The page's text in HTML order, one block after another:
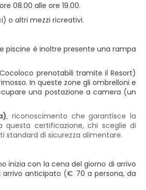
inizia con la cena del giorno di arrivo
anticipato (€ 70 a persona, da
, riconoscimento che garantisce la
questa certificazione, chi sceglie di
standard di sicurezza alimentare.
prenotabili tramite il Resort)
In queste zone gli ombrelloni e
una postazione a camera (un
piscine è inoltre presente una rampa
o altri mezzi ricreativi.
08.00 alle ore 19.00.